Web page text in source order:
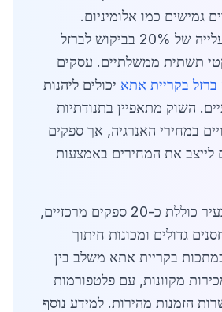
גמישים כמו אלומיניום.
ב-2026, צפויה עלייה של 20% בביקוש לברזל
תשתית ממשלתיים. עסקים
ברזל בקריית אתא יכולים ליהנות
השוק מתאפיין בתנודתיות
במחירי האנרגיה, אך ספקים
לייצב את המחירים באמצעות
סביבת התחרות בעיר כוללת כ-20 ספקים מרכזיים,
גדולים ומכונות חיתוך
בקריית אתא משלב בין
מקוונות, עם פלטפורמות
הזמנות מהירות. למידע נוסף